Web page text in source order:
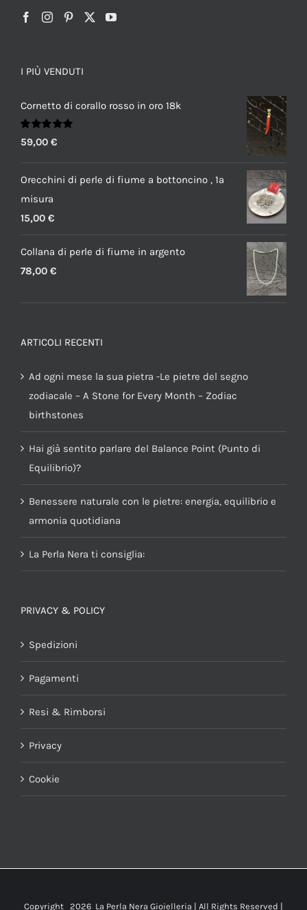
I PIÙ VENDUTI
Cornetto di corallo rosso in oro 18k
Valutato
5.00 su 5
59,00 €
Orecchini di perle di fiume a bottoncino , 1a
misura
15,00 €
Collana di perle di fiume in argento
78,00 €
ARTICOLI RECENTI
Ad ogni mese la sua pietra -Le pietre del segno
zodiacale – A Stone for Every Month – Zodiac
birthstones
Hai già sentito parlare del Balance Point (Punto di
Equilibrio)?
Benessere naturale con le pietre: energia, equilibrio e
armonia quotidiana
La Perla Nera ti consiglia:
PRIVACY & POLICY
Spedizioni
Pagamenti
Resi & Rimborsi
Privacy
Cookie
Copyright 2026 La Perla Nera Gioielleria | All Rights Reserved |